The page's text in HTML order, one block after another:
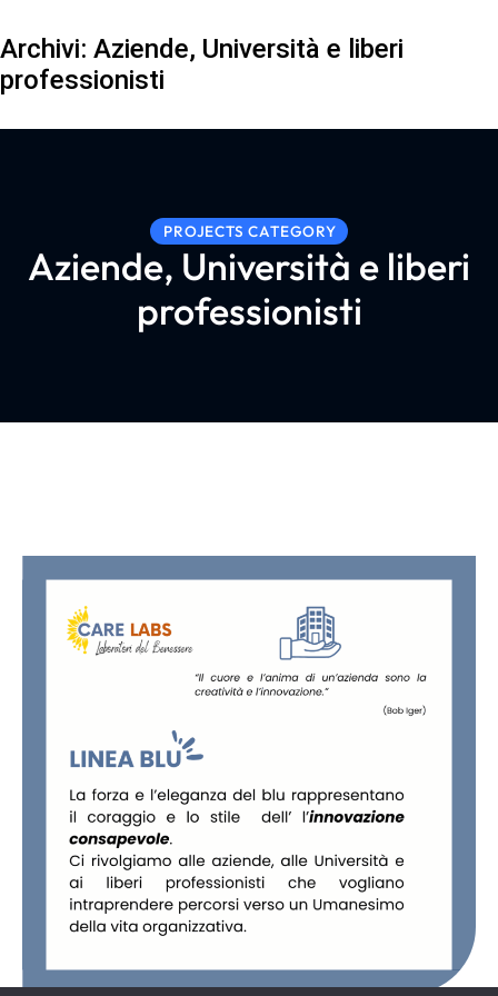
Archivi: Aziende, Università e liberi
professionisti
PROJECTS CATEGORY
Aziende, Università e liberi
professionisti